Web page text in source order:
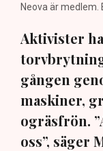
Neova är medlem.
Aktivister
gången
maskiner,
ogräsfrön.
oss”, säger